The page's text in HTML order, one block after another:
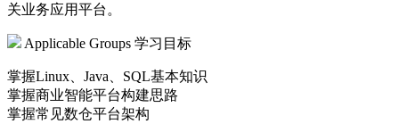
关业务应用平台。
Applicable Groups 学习目标
掌握Linux、Java、SQL基本知识
掌握商业智能平台构建思路
掌握常见数仓平台架构